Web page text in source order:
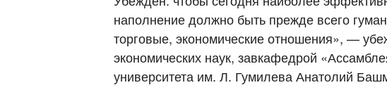
наполнение должно быть прежде всего
торговые, экономические отношения», —
экономических наук, завкафедрой
университета им. Л. Гумилева Анатолий